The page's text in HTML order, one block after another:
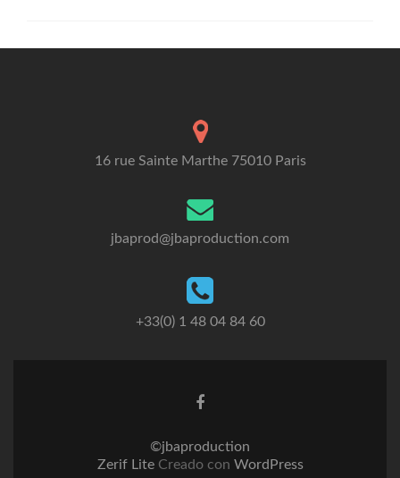
16 rue Sainte Marthe 75010 Paris
jbaprod@jbaproduction.com
+33(0) 1 48 04 84 60
©jbaproduction
Zerif Lite Creado con WordPress